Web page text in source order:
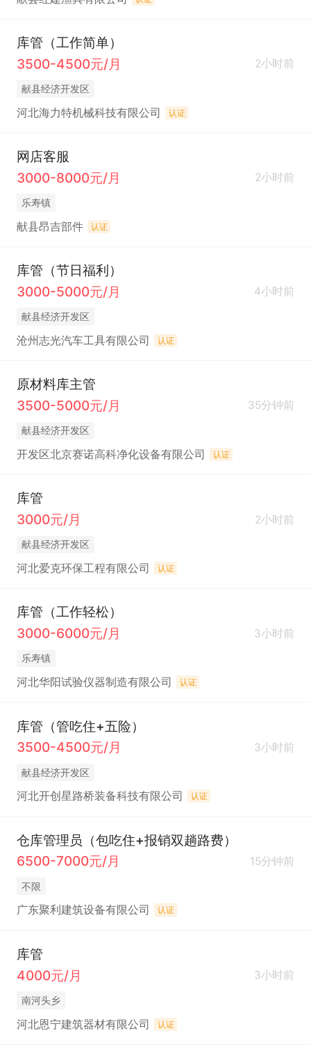
库管（工作简单）
3500-4500元/月
2小时前
献县经济开发区
河北海力特机械科技有限公司 认证
网店客服
3000-8000元/月
2小时前
乐寿镇
献县昂吉部件 认证
库管（节日福利）
3000-5000元/月
4小时前
献县经济开发区
沧州志光汽车工具有限公司 认证
原材料库主管
3500-5000元/月
35分钟前
献县经济开发区
开发区北京赛诺高科净化设备有限公司 认证
库管
3000元/月
2小时前
献县经济开发区
河北爱克环保工程有限公司 认证
库管（工作轻松）
3000-6000元/月
3小时前
乐寿镇
河北华阳试验仪器制造有限公司 认证
库管（管吃住+五险）
3500-4500元/月
3小时前
献县经济开发区
河北开创星路桥装备科技有限公司 认证
仓库管理员（包吃住+报销双趟路费）
6500-7000元/月
15分钟前
不限
广东聚利建筑设备有限公司 认证
库管
4000元/月
3小时前
南河头乡
河北恩宁建筑器材有限公司 认证